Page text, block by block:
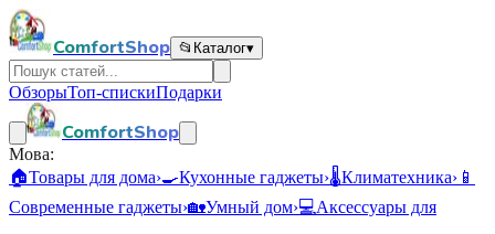
ComfortShop 📂 Каталог▾
ОбзорыТоп-спискиПодарки
ComfortShop
Мова:
🏠Товары для дома›🍳Кухонные гаджеты›🌡️Климатехника› 📱
Современные гаджеты›🏡Умный дом›💻Аксессуары для